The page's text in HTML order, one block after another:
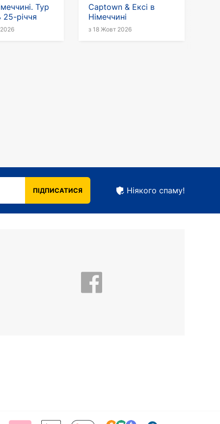
Тур
25-річчя
Captown & Ексі в
Німеччині
з 18 Жовт 2026
ПІДПИСАТИСЯ Ніякого спаму!